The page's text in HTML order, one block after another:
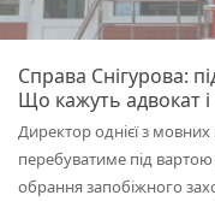
Справа Снігурова:
Що кажуть адвокат
Директор однієї з
перебуватиме під
обрання запобіжного